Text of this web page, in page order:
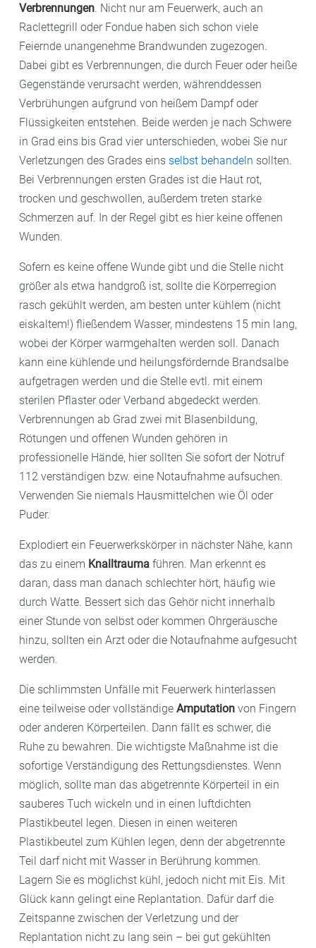
Verbrennungen. Nicht nur am Feuerwerk, auch an
Raclettegrill oder Fondue haben sich schon viele
Feiernde unangenehme Brandwunden zugezogen.
Dabei gibt es Verbrennungen, die durch Feuer oder heiße
Gegenstände verursacht werden, währenddessen
Verbrühungen aufgrund von heißem Dampf oder
Flüssigkeiten entstehen. Beide werden je nach Schwere
in Grad eins bis Grad vier unterschieden, wobei Sie nur
Verletzungen des Grades eins selbst behandeln sollten.
Bei Verbrennungen ersten Grades ist die Haut rot,
trocken und geschwollen, außerdem treten starke
Schmerzen auf. In der Regel gibt es hier keine offenen
Wunden.
Sofern es keine offene Wunde gibt und die Stelle nicht
größer als etwa handgroß ist, sollte die Körperregion
rasch gekühlt werden, am besten unter kühlem (nicht
eiskaltem!) fließendem Wasser, mindestens 15 min lang,
wobei der Körper warmgehalten werden soll. Danach
kann eine kühlende und heilungsfördernde Brandsalbe
aufgetragen werden und die Stelle evtl. mit einem
sterilen Pflaster oder Verband abgedeckt werden.
Verbrennungen ab Grad zwei mit Blasenbildung,
Rötungen und offenen Wunden gehören in
professionelle Hände, hier sollten Sie sofort der Notruf
112 verständigen bzw. eine Notaufnahme aufsuchen.
Verwenden Sie niemals Hausmittelchen wie Öl oder
Puder.
Explodiert ein Feuerwerkskörper in nächster Nähe, kann
das zu einem Knalltrauma führen. Man erkennt es
daran, dass man danach schlechter hört, häufig wie
durch Watte. Bessert sich das Gehör nicht innerhalb
einer Stunde von selbst oder kommen Ohrgeräusche
hinzu, sollten ein Arzt oder die Notaufnahme aufgesucht
werden.
Die schlimmsten Unfälle mit Feuerwerk hinterlassen
eine teilweise oder vollständige Amputation von Fingern
oder anderen Körperteilen. Dann fällt es schwer, die
Ruhe zu bewahren. Die wichtigste Maßnahme ist die
sofortige Verständigung des Rettungsdienstes. Wenn
möglich, sollte man das abgetrennte Körperteil in ein
sauberes Tuch wickeln und in einen luftdichten
Plastikbeutel legen. Diesen in einen weiteren
Plastikbeutel zum Kühlen legen, denn der abgetrennte
Teil darf nicht mit Wasser in Berührung kommen.
Lagern Sie es möglichst kühl, jedoch nicht mit Eis. Mit
Glück kann gelingt eine Replantation. Dafür darf die
Zeitspanne zwischen der Verletzung und der
Replantation nicht zu lang sein – bei gut gekühlten